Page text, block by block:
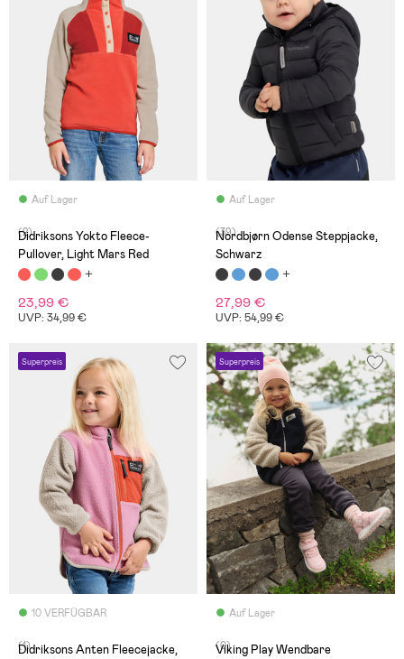
Auf Lager
(2)
Didriksons Yokto Fleece-
Pullover, Light Mars Red
23,99 €
UVP: 34,99 €
Auf Lager
(39)
Nordbjørn Odense Steppjacke,
Schwarz
27,99 €
UVP: 54,99 €
Superpreis
10 VERFÜGBAR
(1)
Didriksons Anten Fleecejacke,
Superpreis
Auf Lager
(0)
Viking Play Wendbare